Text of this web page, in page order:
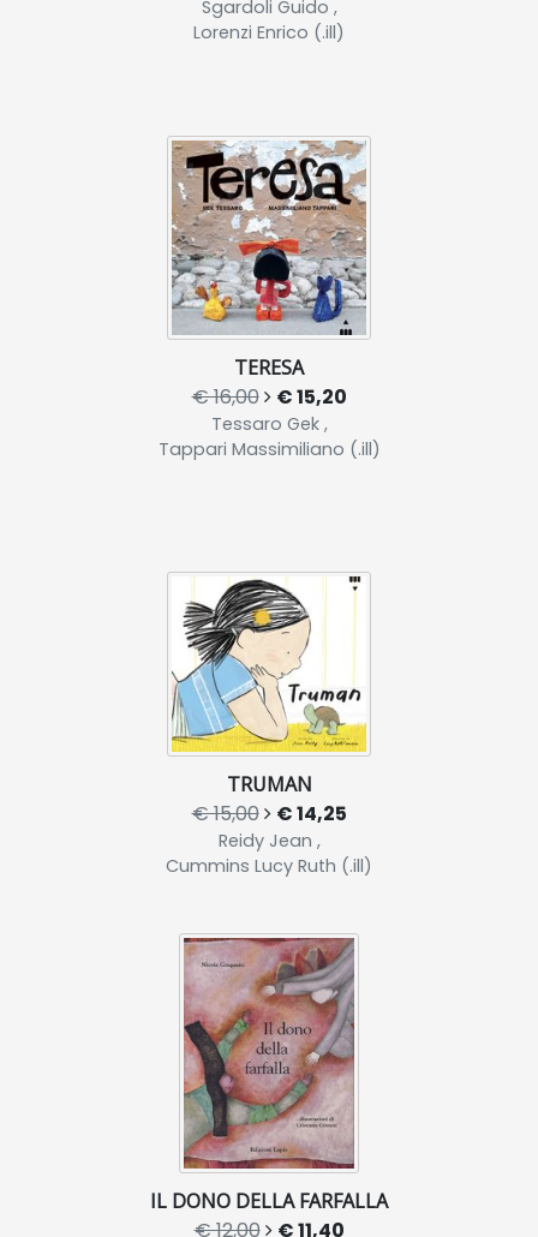
Sgardoli Guido ,
Lorenzi Enrico (.ill)
TERESA
€ 16,00 € 15,20
Tessaro Gek ,
Tappari Massimiliano (.ill)
TRUMAN
€ 15,00 € 14,25
Reidy Jean ,
Cummins Lucy Ruth (.ill)
IL DONO DELLA FARFALLA
€ 12,00 € 11,40